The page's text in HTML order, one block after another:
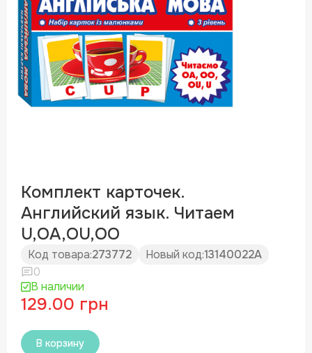
Комплект карточек.
Английский язык. Читаем
U,OA,OU,OO
Код товара:273772 Новый код:13140022А
0
В наличии
129.00 грн
В корзину